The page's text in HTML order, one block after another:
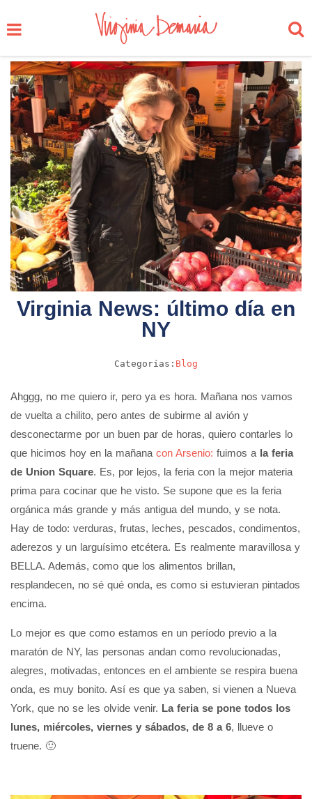
Virginia News: último día en
NY
Categorías: Blog
Ahggg, no me quiero ir, pero ya es hora. Mañana nos vamos
de vuelta a chilito, pero antes de subirme al avión y
desconectarme por un buen par de horas, quiero contarles lo
que hicimos hoy en la mañana con Arsenio: fuimos a la feria
de Union Square. Es, por lejos, la feria con la mejor materia
prima para cocinar que he visto. Se supone que es la feria
orgánica más grande y más antigua del mundo, y se nota.
Hay de todo: verduras, frutas, leches, pescados, condimentos,
aderezos y un larguísimo etcétera. Es realmente maravillosa y
BELLA. Además, como que los alimentos brillan,
resplandecen, no sé qué onda, es como si estuvieran pintados
encima.
Lo mejor es que como estamos en un período previo a la
maratón de NY, las personas andan como revolucionadas,
alegres, motivadas, entonces en el ambiente se respira buena
onda, es muy bonito. Así es que ya saben, si vienen a Nueva
York, que no se les olvide venir. La feria se pone todos los
lunes, miércoles, viernes y sábados, de 8 a 6, llueve o
truene. 🙂